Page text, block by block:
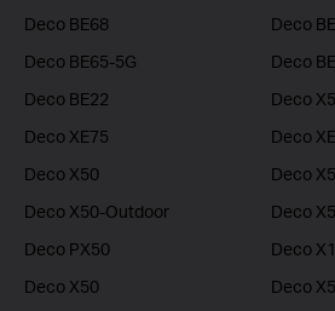
Deco BE68
Deco
Deco BE65-5G
Deco
Deco BE22
Deco
Deco XE75
Deco
Deco X50
Deco
Deco X50-Outdoor
Deco
Deco PX50
Deco
Deco X50
Deco